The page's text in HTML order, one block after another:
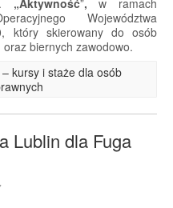
„Aktywność”, w ramach
Województwa
który skierowany do osób
biernych zawodowo.
kursy i staże dla osób
Lublin dla Fuga